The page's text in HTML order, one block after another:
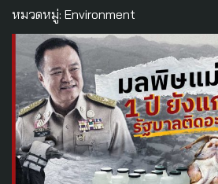
หมวดหมู่: Environment